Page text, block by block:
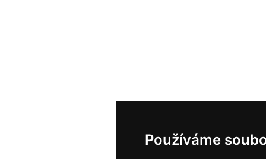
Používáme